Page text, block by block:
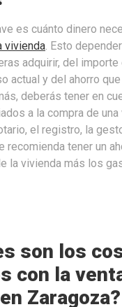
es cuánto dinero
vivienda. Esto
adquirir, del
actual y del ahorro
deberás tener en
a la compra de una
el registro, la
recomienda tener un
la vivienda más los
son los
con la
Zaragoza?